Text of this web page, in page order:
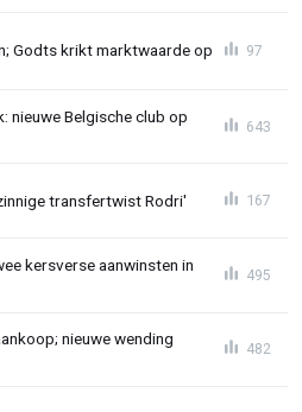
Godts krikt marktwaarde op 97
nieuwe Belgische club op
643
transfertwist Rodri' 167
kersverse aanwinsten in
495
nieuwe wending
482